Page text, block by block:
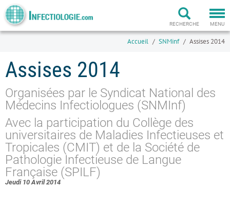
MENU
RECHERCHE
Accueil SNMinf Assises 2014
Assises 2014
Organisées par le Syndicat National des
Médecins Infectiologues (SNMInf)
Avec la participation du Collège des
universitaires de Maladies Infectieuses et
Tropicales (CMIT) et de la Société de
Pathologie Infectieuse de Langue
Française (SPILF)
Jeudi 10 Avril 2014